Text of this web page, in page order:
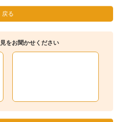
戻る
をお聞かせください